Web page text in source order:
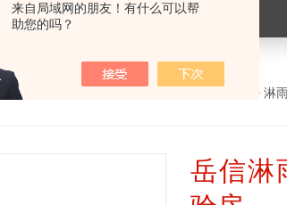
来自局域网的朋友！有什么可以帮
助您的吗？
> 淋
岳信淋